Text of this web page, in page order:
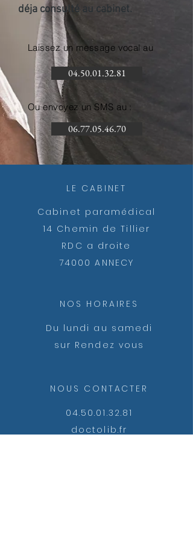
déja consulté au cabinet.
Laissez un message vocal au
04.50.01.32.81
Ou envoyez un SMS au :
06.77.05.46.70
LE CABINET
Cabinet paramédical
14 Chemin de Tillier
RDC a droite
74000 ANNECY
NOS HORAIRES
Du lundi au samedi
sur Rendez vous
NOUS CONTACTER
04.50.01.32.81
doctolib.fr